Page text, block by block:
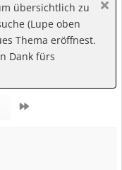
übersichtlich zu
(Lupe oben
Thema eröffnest.
Dank fürs